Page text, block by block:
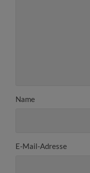
Name
E-Mail-Adresse